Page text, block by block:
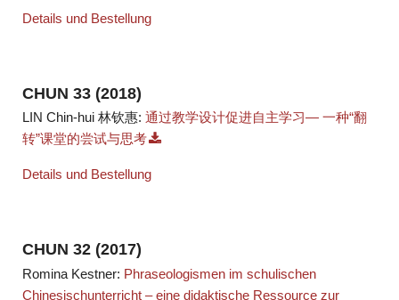
Details und Bestellung
CHUN 33 (2018)
LIN Chin-hui 林钦惠: 通过教学设计促进自主学习— 一种“翻
转”课堂的尝试与思考
Details und Bestellung
CHUN 32 (2017)
Romina Kestner: Phraseologismen im schulischen
Chinesischunterricht – eine didaktische Ressource zur